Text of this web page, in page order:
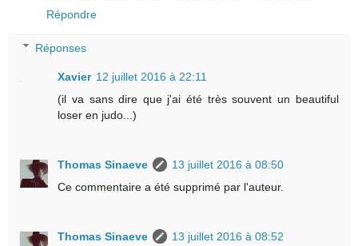
Répondre
Réponses
Xavier 12 juillet 2016 à 22:11
(il va sans dire que j'ai été très souvent un beautiful
loser en judo...)
Thomas Sinaeve
13 juillet 2016 à 08:50
Ce commentaire a été supprimé par l'auteur.
Thomas Sinaeve
13 juillet 2016 à 08:52